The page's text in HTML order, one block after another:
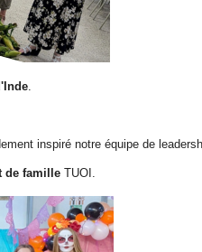
.
inspiré notre équipe de
de famille TUOI.